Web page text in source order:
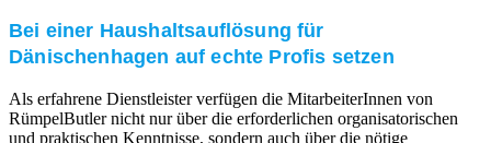
Bei einer Haushaltsauflösung für
Dänischenhagen auf echte Profis setzen
Als erfahrene Dienstleister verfügen die MitarbeiterInnen von
RümpelButler nicht nur über die erforderlichen organisatorischen
und praktischen Kenntnisse, sondern auch über die nötige